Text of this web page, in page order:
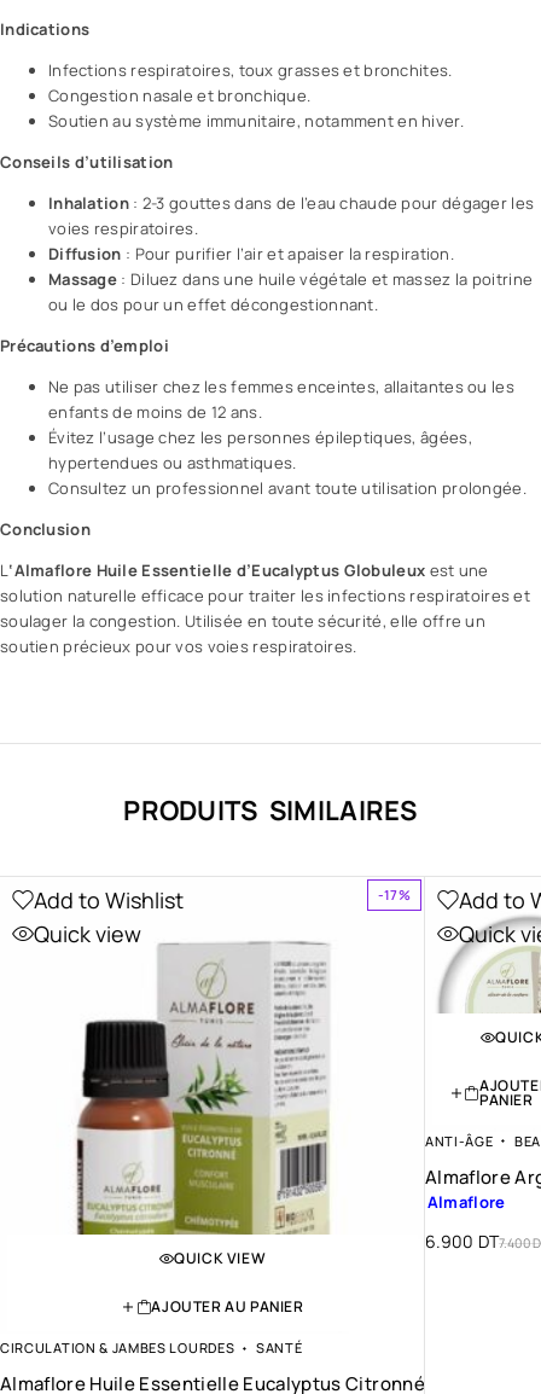
Indications
Infections respiratoires, toux grasses et bronchites.
Congestion nasale et bronchique.
Soutien au système immunitaire, notamment en hiver.
Conseils d’utilisation
Inhalation: 2-3 gouttes dans de l’eau chaude pour dégager les
voies respiratoires.
Diffusion : Pour purifier l’air et apaiser la respiration.
Massage : Diluez dans une huile végétale et massez la poitrine
ou le dos pour un effet décongestionnant.
Précautions d’emploi
Ne pas utiliser chez les femmes enceintes, allaitantes ou les
enfants de moins de 12 ans.
Évitez l’usage chez les personnes épileptiques, âgées,
hypertendues ou asthmatiques.
Consultez un professionnel avant toute utilisation prolongée.
Conclusion
L‘Almaflore Huile Essentielle d’Eucalyptus Globuleux est une
solution naturelle efficace pour traiter les infections respiratoires et
soulager la congestion. Utilisée en toute sécurité, elle offre un
soutien précieux pour vos voies respiratoires.
PRODUITS SIMILAIRES
-17%
Add to Wishlist
Quick view
QUICK VIEW
AJOUTER AU PANIER
CIRCULATION & JAMBES LOURDES SANTÉ
Almaflore Huile Essentielle Eucalyptus Citronné
Add to
Quick
PANIER
ANTI-ÂGE
Almaflore
Almaflore
7.400
6.900 DT